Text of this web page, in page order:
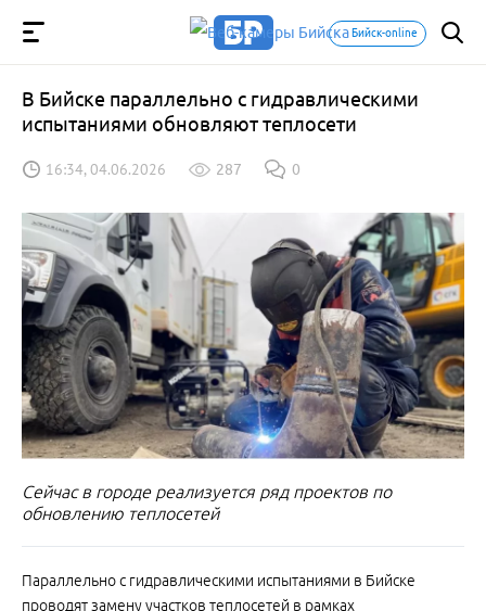
Бийск-online
В Бийске параллельно с гидравлическими
испытаниями обновляют теплосети
16:34, 04.06.2026 287 0
Сейчас в городе реализуется ряд проектов по
обновлению теплосетей
Параллельно с гидравлическими испытаниями в Бийске
проводят замену участков теплосетей в рамках